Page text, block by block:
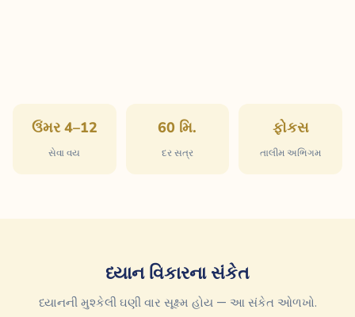
ઉંમર 4–12
સેવા વય
60 મિ.
દર સત્ર
ફોકસ
તાલીમ અભિગમ
ધ્યાન વિકારના સંકેત
ધ્યાનની મુશ્કેલી ઘણી વાર સૂક્ષ્મ હોય — આ સંકેત ઓળખો.